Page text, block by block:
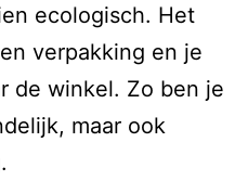
ecologisch. Het
verpakking en je
de winkel. Zo ben je
maar ook